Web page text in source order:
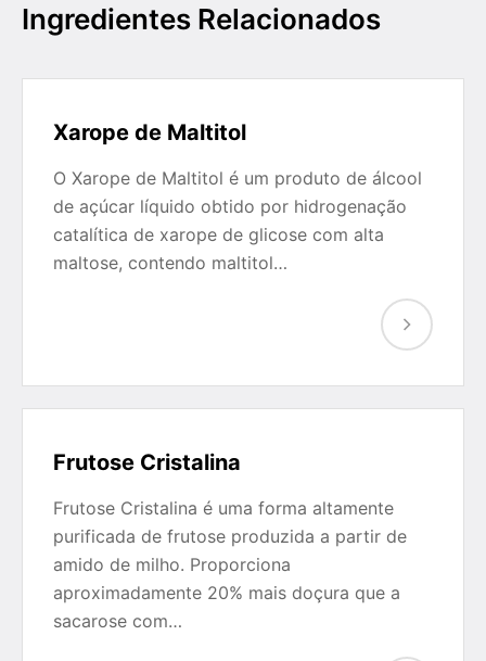
Ingredientes Relacionados
Xarope de Maltitol
O Xarope de Maltitol é um produto de álcool
de açúcar líquido obtido por hidrogenação
catalítica de xarope de glicose com alta
maltose, contendo maltitol…
Frutose Cristalina
Frutose Cristalina é uma forma altamente
purificada de frutose produzida a partir de
amido de milho. Proporciona
aproximadamente 20% mais doçura que a
sacarose com…